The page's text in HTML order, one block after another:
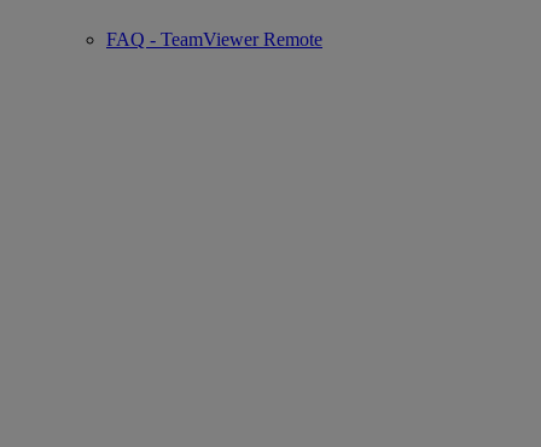
FAQ - TeamViewer Remote